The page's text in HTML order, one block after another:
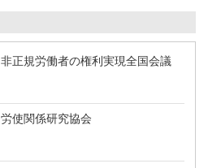
非正規労働者の権利実現全国会議
労使関係研究協会